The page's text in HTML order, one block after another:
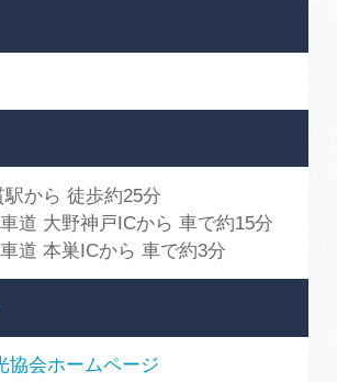
から 徒歩約25分
道 大野神戸ICから 車で約15分
道 本巣ICから 車で約3分
協会ホームページ